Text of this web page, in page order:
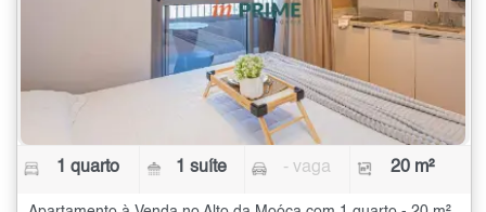
1 quarto 1 suíte - vaga 20 m²